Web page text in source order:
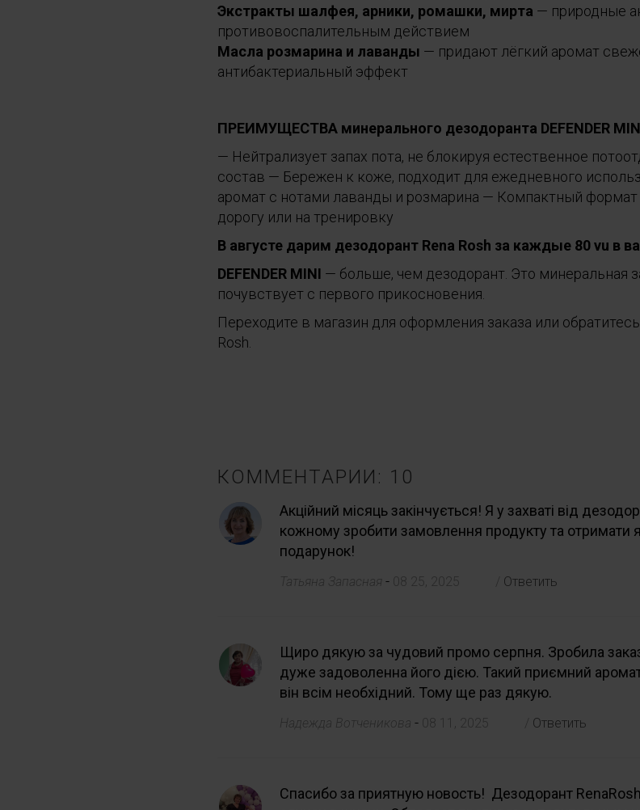
Экстракты шалфея, арники, ромашки, мирта — природные
противовоспалительным действием
Масла розмарина и лаванды — придают лёгкий аромат
антибактериальный эффект
ПРЕИМУЩЕСТВА минерального дезодоранта DEFENDER
— Нейтрализует запах пота, не блокируя естественное
состав — Бережен к коже, подходит для ежедневного
аромат с нотами лаванды и розмарина — Компактный
дорогу или на тренировку
В августе дарим дезодорант Rena Rosh за каждые 80 vu в
DEFENDER MINI — больше, чем дезодорант. Это минеральная
почувствует с первого прикосновения.
Переходите в магазин для оформления заказа или
Rosh.
КОММЕНТАРИИ: 10
Акційний місяць закінчується! Я у захваті від
кожному зробити замовлення продукту та отримати
подарунок!
Татьяна Запасная - 08 25, 2025 Ответить
Щиро дякую за чудовий промо серпня. Зробила
дуже задоволенна його дією. Такий приємний
він всім необхідний. Тому ще раз дякую.
Надежда Вотченикова - 08 11, 2025 Ответить
Спасибо за приятную новость! Дезодорант